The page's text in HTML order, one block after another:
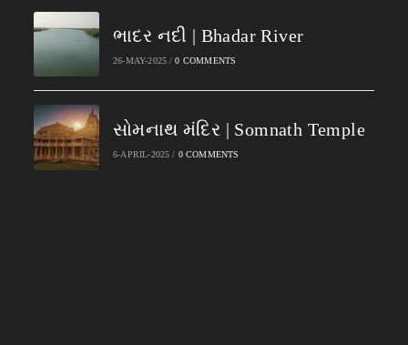
ભાદર નદી | Bhadar River
26-MAY-2025 / 0 COMMENTS
સોમનાથ મંદિર | Somnath Temple
6-APRIL-2025 / 0 COMMENTS